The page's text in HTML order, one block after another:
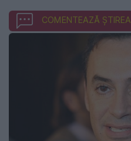
COMENTEAZĂ ȘTIREA